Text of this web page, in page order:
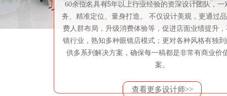
60余位名具有5年以上行业经验的资深设计团队，一
务、精准定位、量身打造。 不仅设计美观，更通过
费人群布局，升级消费体验等，促进店面业绩提升
镜行业，熟知多种眼镜店模式；更对各种风格有独
供多系列解决方案，确保每一稿都是非常有商业价
案。
查看更多设计师>>